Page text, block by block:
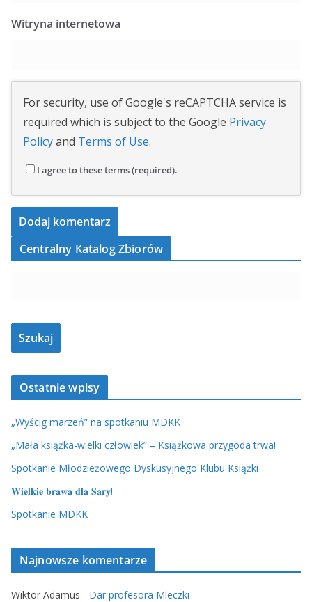
Witryna internetowa
For security, use of Google's reCAPTCHA service is
required which is subject to the Google Privacy
Policyand Terms of Use.
I agree to these terms (required).
Centralny Katalog Zbiorów
Ostatnie wpisy
„Wyścig marzeń” na spotkaniu MDKK
„Mała książka-wielki człowiek” – Książkowa przygoda trwa!
Spotkanie Młodzieżowego Dyskusyjnego Klubu Książki
𝐖𝐢𝐞𝐥𝐤𝐢𝐞 𝐛𝐫𝐚𝐰𝐚 𝐝𝐥𝐚 𝐒𝐚𝐫𝐲!
Spotkanie MDKK
Najnowsze komentarze
Wiktor Adamus - Dar profesora Mleczki